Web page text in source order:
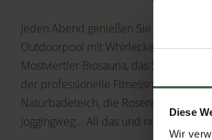
Diese
Wir
Jeden Abend genießen Sie ein 4-
Outdoorpool mit Whirlecke,
Mostviertler Biosauna, das
der professionelle Fitnessraum in dem
Naturbadeteich, die Rosenplätzchen,
Joggingweg... All das und noch viel